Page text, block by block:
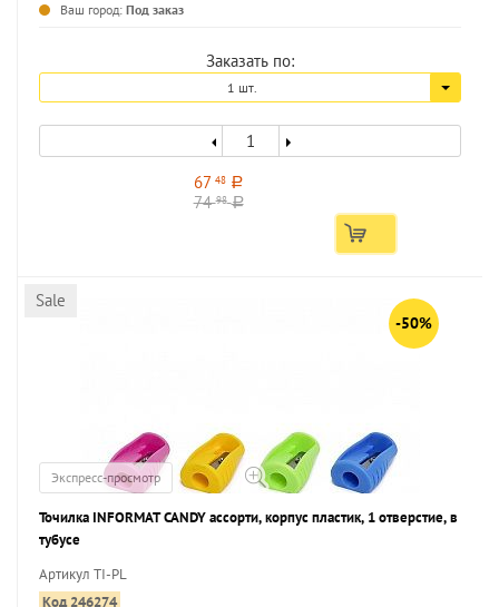
Ваш город: Под заказ
Заказать по:
1 шт.
6748 a
7498 a
Sale
-50%
Экспресс-просмотр
Точилка INFORMAT CANDY ассорти, корпус пластик, 1 отверстие, в
тубусе
Артикул TI-PL
Код 246274